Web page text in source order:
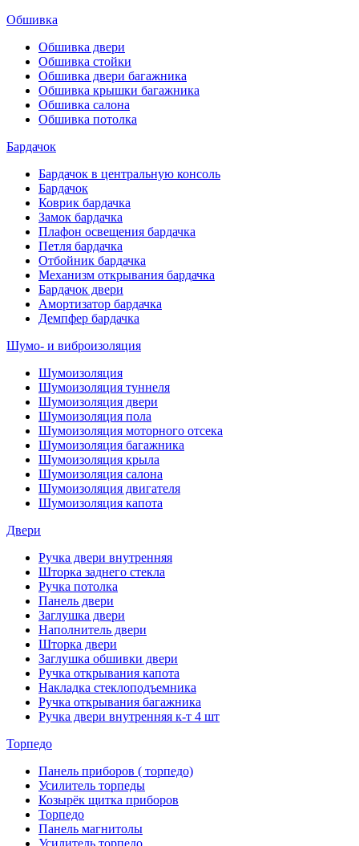
Обшивка
Обшивка двери
Обшивка стойки
Обшивка двери багажника
Обшивка крышки багажника
Обшивка салона
Обшивка потолка
Бардачок
Бардачок в центральную консоль
Бардачок
Коврик бардачка
Замок бардачка
Плафон освещения бардачка
Петля бардачка
Отбойник бардачка
Механизм открывания бардачка
Бардачок двери
Амортизатор бардачка
Демпфер бардачка
Шумо- и виброизоляция
Шумоизоляция
Шумоизоляция туннеля
Шумоизоляция двери
Шумоизоляция пола
Шумоизоляция моторного отсека
Шумоизоляция багажника
Шумоизоляция крыла
Шумоизоляция салона
Шумоизоляция двигателя
Шумоизоляция капота
Двери
Ручка двери внутренняя
Шторка заднего стекла
Ручка потолка
Панель двери
Заглушка двери
Наполнитель двери
Шторка двери
Заглушка обшивки двери
Ручка открывания капота
Накладка стеклоподъемника
Ручка открывания багажника
Ручка двери внутренняя к-т 4 шт
Торпедо
Панель приборов ( торпедо)
Усилитель торпеды
Козырёк щитка приборов
Торпедо
Панель магнитолы
Усилитель торпедо